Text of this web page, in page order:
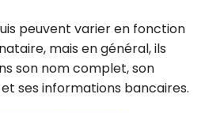
peuvent varier en fonction
mais en général, ils
son nom complet, son
ses informations bancaires.